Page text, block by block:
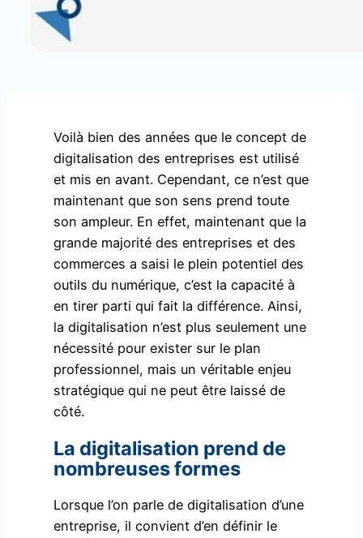
Voilà bien des années que le concept de
digitalisation des entreprises est utilisé
et mis en avant. Cependant, ce n’est que
maintenant que son sens prend toute
son ampleur. En effet, maintenant que la
grande majorité des entreprises et des
commerces a saisi le plein potentiel des
outils du numérique, c’est la capacité à
en tirer parti qui fait la différence. Ainsi,
la digitalisation n’est plus seulement une
nécessité pour exister sur le plan
professionnel, mais un véritable enjeu
stratégique qui ne peut être laissé de
côté.
La digitalisation prend de
nombreuses formes
Lorsque l’on parle de digitalisation d’une
entreprise, il convient d’en définir le